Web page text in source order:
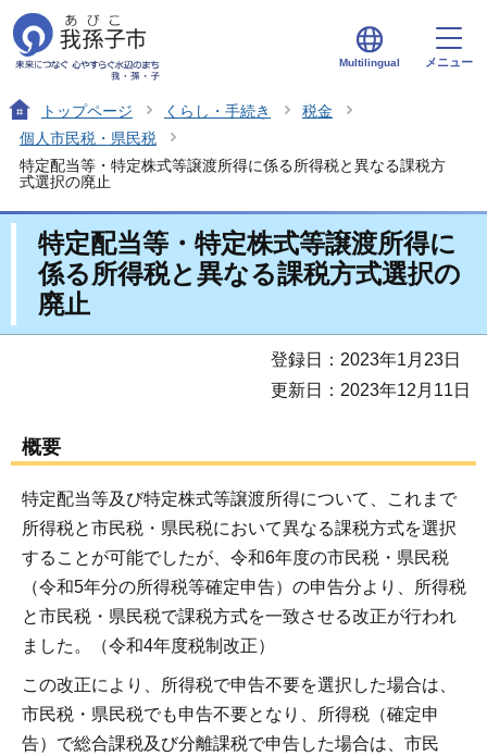
Multilingual メニュー
トップページ くらし・手続き
税金
個人市民税・県民税
特定配当等・特定株式等譲渡所得に係る所得税と異なる課税方
式選択の廃止
特定配当等・特定株式等譲渡所得に
係る所得税と異なる課税方式選択の
廃止
登録日：2023年1月23日
更新日：2023年12月11日
概要
特定配当等及び特定株式等譲渡所得について、これまで
所得税と市民税・県民税において異なる課税方式を選択
することが可能でしたが、令和6年度の市民税・県民税
（令和5年分の所得税等確定申告）の申告分より、所得税
と市民税・県民税で課税方式を一致させる改正が行われ
ました。（令和4年度税制改正）
この改正により、所得税で申告不要を選択した場合は、
市民税・県民税でも申告不要となり、所得税（確定申
告）で総合課税及び分離課税で申告した場合は、市民